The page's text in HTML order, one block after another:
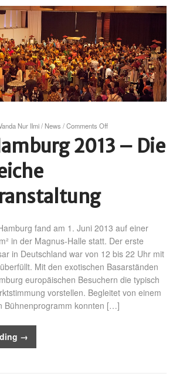
Nur Ilmi/ News /Comments Off
2013 – Die
fand am 1. Juni 2013 auf einer
in der Magnus-Halle statt. Der erste
in Deutschland war von 12 bis 22 Uhr mit
Mit den exotischen Basarständen
europäischen Besuchern die typisch
vorstellen. Begleitet von einem
Bühnenprogramm konnten […]
→